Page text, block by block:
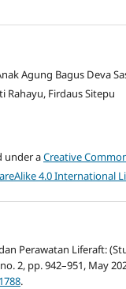
Agung Bagus Deva
Rahayu, Firdaus Sitepu
under aCreative
4.0 International
Perawatan Liferaft:
2, pp. 942–951, May
.